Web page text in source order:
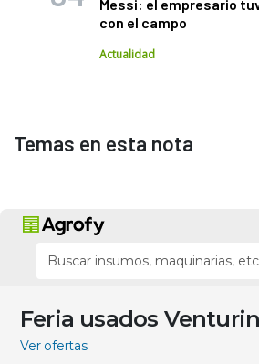
Messi: el empresario
con el campo
Actualidad
Temas en esta nota
Feria usados
Ver ofertas